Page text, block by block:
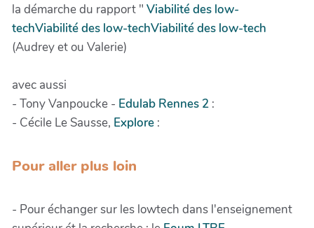
la démarche du rapport " Viabilité des low-
techViabilité des low-techViabilité des low-tech
(Audrey et ou Valerie)
avec aussi
- Tony Vanpoucke - Edulab Rennes 2 :
- Cécile Le Sausse, Explore :
Pour aller plus loin
- Pour échanger sur les lowtech dans l'enseignement